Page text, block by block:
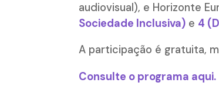
audiovisual), e Horizonte
Sociedade Inclusiva) e 4
A participação é gratuita,
Consulte o programa aqui.